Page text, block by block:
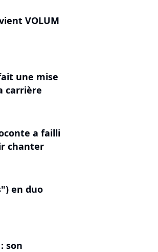
VOLUM
une mise
carrière
a failli
chanter
en duo
son